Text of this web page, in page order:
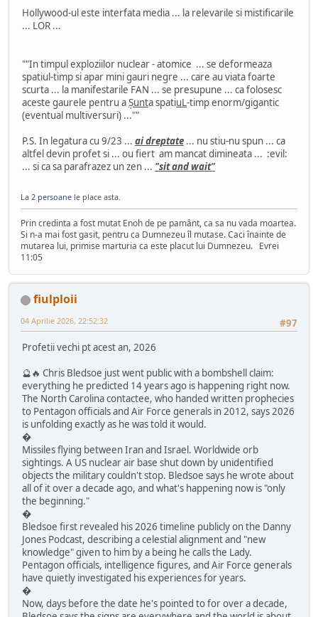
Hollywood-ul este interfata media ... la relevarile si mistificarile
... LOR ...
""In timpul exploziilor nuclear - atomice ... se deformeaza
spatiul-timp si apar mini gauri negre ... care au viata foarte
scurta ... la manifestarile FAN ... se presupune ... ca folosesc
aceste gaurele pentru aȘunta spatiuL-timp enorm/gigantic
(eventual multiversuri) ...""
P.S. In legatura cu 9/23 ... ai dreptate ... nu stiu-nu spun ... ca
altfel devin profet si ... ou fiert am mancat dimineata ... :evil:
... si ca sa parafrazez un zen ... "sit and wait"
La 2 persoane le place asta.
Prin credinta a fost mutat Enoh de pe pamânt, ca sa nu vada moartea.
Si n-a mai fost gasit, pentru ca Dumnezeu îl mutase. Caci înainte de
mutarea lui, primise marturia ca este placut lui Dumnezeu. Evrei
11:05
fiulploii
#97
04 Aprilie 2026, 22:52:32
Profetii vechi pt acest an, 2026
🔮🔥 Chris Bledsoe just went public with a bombshell claim:
everything he predicted 14 years ago is happening right now.
The North Carolina contactee, who handed written prophecies
to Pentagon officials and Air Force generals in 2012, says 2026
is unfolding exactly as he was told it would.
�
Missiles flying between Iran and Israel. Worldwide orb
sightings. A US nuclear air base shut down by unidentified
objects the military couldn't stop. Bledsoe says he wrote about
all of it over a decade ago, and what's happening now is "only
the beginning."
�
Bledsoe first revealed his 2026 timeline publicly on the Danny
Jones Podcast, describing a celestial alignment and "new
knowledge" given to him by a being he calls the Lady.
Pentagon officials, intelligence figures, and Air Force generals
have quietly investigated his experiences for years.
�
Now, days before the date he's pointed to for over a decade,